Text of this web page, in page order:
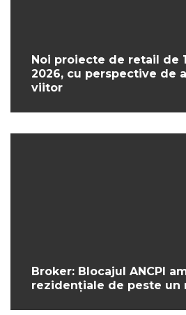
Noi proiecte de retail de
2026, cu perspective de
viitor
Broker: Blocajul ANCPI
rezidențiale de peste un